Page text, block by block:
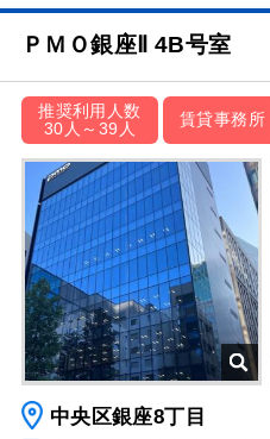
ＰＭＯ銀座Ⅱ 4B号室
推奨利用人数
30人～39人
賃貸事務所
中央区銀座8丁目